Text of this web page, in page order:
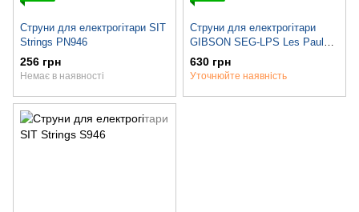
Струни для електрогітари SIT
Strings PN946
256 грн
Немає в наявності
Струни для електрогітари
GIBSON SEG-LPS Les Paul
SIG. Pure Nickel Wound
.009-.046
630 грн
Уточнюйте наявність